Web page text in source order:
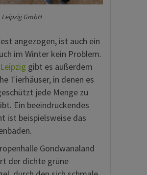
GmbH
angezogen, ist auch ein
im Winter kein Problem.
gibt es außerdem
Tierhäuser, in denen es
jede Menge zu
Ein beeindruckendes
ist beispielsweise das
Gondwanaland
der dichte grüne